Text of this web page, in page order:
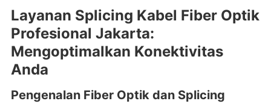
Layanan Splicing Kabel Fiber Optik
Profesional Jakarta:
Mengoptimalkan Konektivitas
Anda
Pengenalan Fiber Optik dan Splicing